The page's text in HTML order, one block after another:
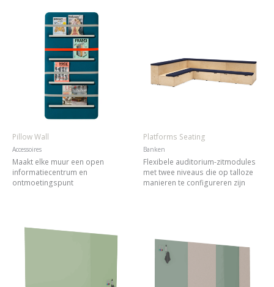
Pillow Wall
Accessoires
Maakt elke muur een open
informatiecentrum en
ontmoetingspunt
Platforms Seating
Banken
Flexibele auditorium-zitmodules
met twee niveaus die op talloze
manieren te configureren zijn